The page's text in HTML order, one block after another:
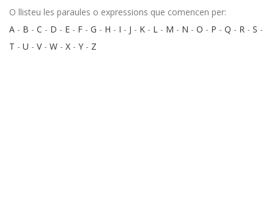
O llisteu les paraules o expressions que comencen per:
A - B - C - D - E - F - G - H - I - J - K - L - M - N - O - P - Q - R - S -
T - U - V- W - X - Y - Z